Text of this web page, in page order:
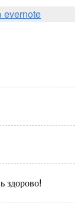
evernote
здорово!